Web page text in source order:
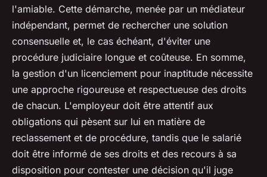
l'amiable. Cette démarche, menée par un médiateur
indépendant, permet de rechercher une solution
consensuelle et, le cas échéant, d'éviter une
procédure judiciaire longue et coûteuse. En somme,
la gestion d'un licenciement pour inaptitude nécessite
une approche rigoureuse et respectueuse des droits
de chacun. L'employeur doit être attentif aux
obligations qui pèsent sur lui en matière de
reclassement et de procédure, tandis que le salarié
doit être informé de ses droits et des recours à sa
disposition pour contester une décision qu'il juge